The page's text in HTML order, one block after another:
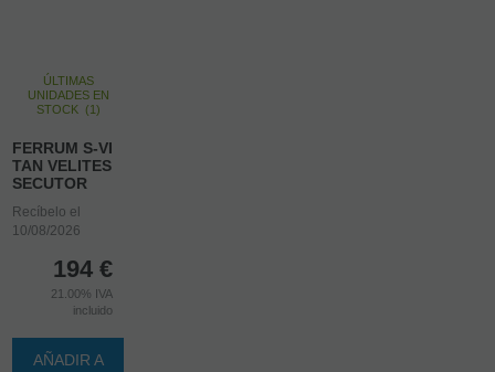
ÚLTIMAS
UNIDADES EN
STOCK (1)
FERRUM S-VI
TAN VELITES
SECUTOR
Recíbelo el
10/08/2026
194 €
21.00% IVA
incluido
AÑADIR A